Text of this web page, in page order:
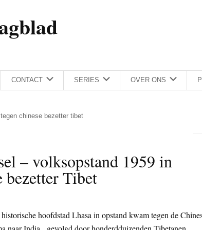
CONTACT SERIES OVER ONS
chinese bezetter tibet
– volksopstand 1959 in
bezetter Tibet
hoofdstad Lhasa in opstand kwam tegen de